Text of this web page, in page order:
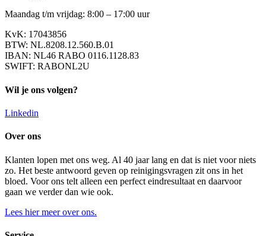
Maandag t/m vrijdag: 8:00 – 17:00 uur
KvK: 17043856
BTW: NL.8208.12.560.B.01
IBAN: NL46 RABO 0116.1128.83
SWIFT: RABONL2U
Wil je ons volgen?
Linkedin
Over ons
Klanten lopen met ons weg. Al 40 jaar lang en dat is niet voor niets
zo. Het beste antwoord geven op reinigingsvragen zit ons in het
bloed. Voor ons telt alleen een perfect eindresultaat en daarvoor
gaan we verder dan wie ook.
Lees hier meer over ons.